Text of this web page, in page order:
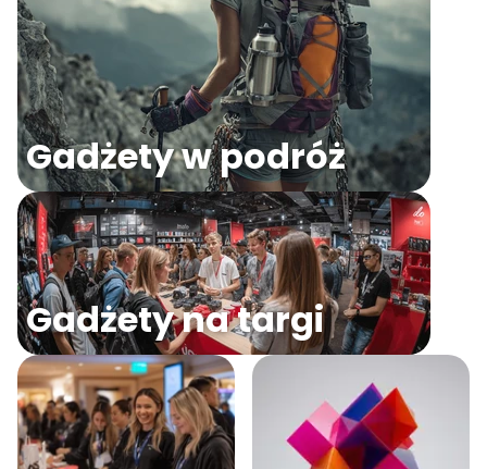
Gadżety w podróż
Gadżety na targi